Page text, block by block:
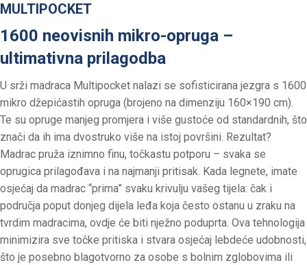
MULTIPOCKET
1600 neovisnih mikro-opruga –
ultimativna prilagodba
U srži madraca Multipocket nalazi se sofisticirana jezgra s 1600
mikro džepićastih opruga (brojeno na dimenziju 160×190 cm).
Te su opruge manjeg promjera i više gustoće od standardnih, što
znači da ih ima dvostruko više na istoj površini. Rezultat?
Madrac pruža iznimno finu, točkastu potporu – svaka se
oprugica prilagođava i na najmanji pritisak. Kada legnete, imate
osjećaj da madrac “prima” svaku krivulju vašeg tijela: čak i
područja poput donjeg dijela leđa koja često ostanu u zraku na
tvrdim madracima, ovdje će biti nježno poduprta. Ova tehnologija
minimizira sve točke pritiska i stvara osjećaj lebdeće udobnosti,
što je posebno blagotvorno za osobe s bolnim zglobovima ili